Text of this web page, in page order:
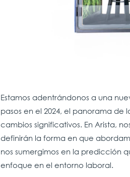
Estamos adentrándonos a una
pasos en el 2024, el panorama
cambios significativos. En Arista,
definirán la forma en que
nos sumergimos en la predicción
enfoque en el entorno laboral.